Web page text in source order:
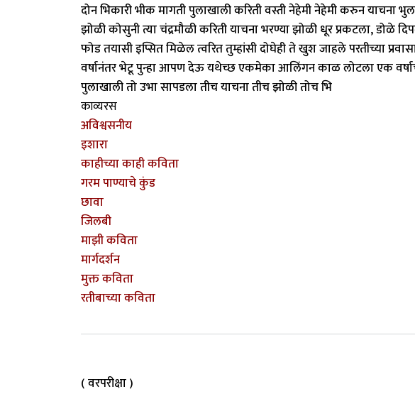
दोन भिकारी भीक मागती पुलाखाली करिती वस्ती नेहेमी नेहेमी करुन याचना
झोळी कोसुनी त्या चंद्रमौळी करिती याचना भरण्या झोळी धूर प्रकटला, डोळे
फोड तयासी इप्सित मिळेल त्वरित तुम्हांसी दोघेही ते खुश जाहले परतीच्या
वर्षानंतर भेटू पुन्हा आपण देऊ यथेच्छ एकमेका आलिंगन काळ लोटला एक
पुलाखाली तो उभा सापडला तीच याचना तीच झोळी तोच भि
काव्यरस
अविश्वसनीय
इशारा
काहीच्या काही कविता
गरम पाण्याचे कुंड
छावा
जिलबी
माझी कविता
मार्गदर्शन
मुक्त कविता
रतीबाच्या कविता
( वरपरीक्षा )